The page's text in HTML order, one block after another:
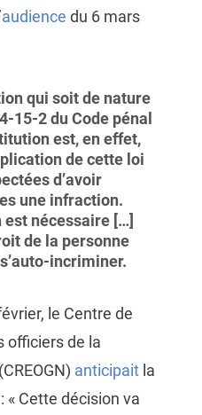
audience du 6 mars
qui soit de nature
15-2 du Code pénal
est, en effet,
de cette loi
d’avoir
une infraction.
nécessaire […]
de la personne
incriminer.
le Centre de
officiers de la
anticipaitla
« Cette décision va